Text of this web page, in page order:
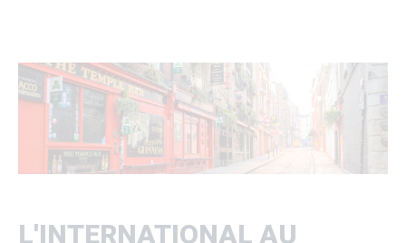
L'INTERNATIONAL AU